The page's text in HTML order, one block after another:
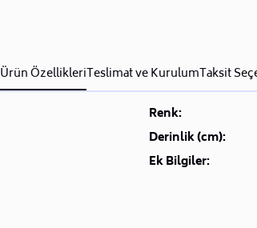
Ürün ÖzellikleriTeslimat ve KurulumTaksit
Renk:
Derinlik (cm):
Ek Bilgiler: